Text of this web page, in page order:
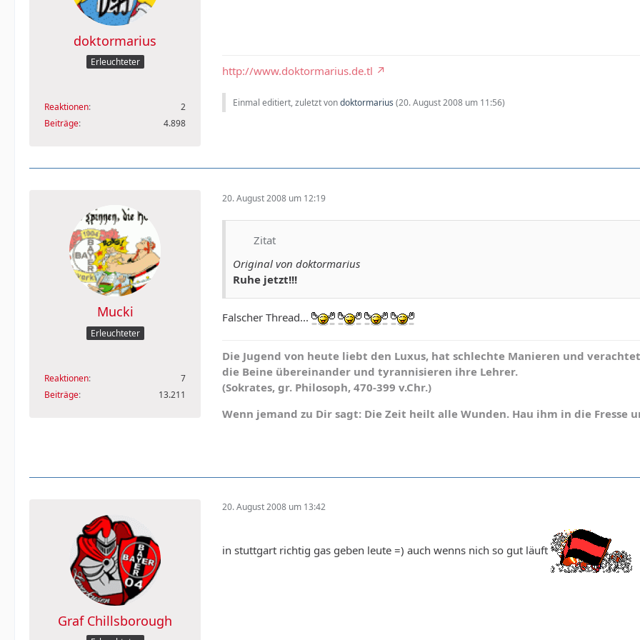
doktormarius
Erleuchteter
Reaktionen
2
Beiträge
4.898
http://www.doktormarius.de.tl
Einmal editiert, zuletzt vondoktormarius (20. August 2008 um 11:56)
Mucki
Erleuchteter
Reaktionen
7
Beiträge
13.211
20. August 2008 um 12:19
Zitat
Original von doktormarius
Ruhe jetzt!!!
Falscher Thread...
Die Jugend von heute liebt den Luxus, hat schlechte Manieren und
die Beine übereinander und tyrannisieren ihre Lehrer.
(Sokrates, gr. Philosoph, 470-399 v.Chr.)
Wenn jemand zu Dir sagt: Die Zeit heilt alle Wunden. Hau ihm in die Fresse
Graf Chillsborough
20. August 2008 um 13:42
in stuttgart richtig gas geben leute =) auch wenns nich so gut läuft